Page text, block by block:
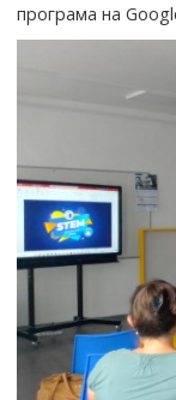
програма на